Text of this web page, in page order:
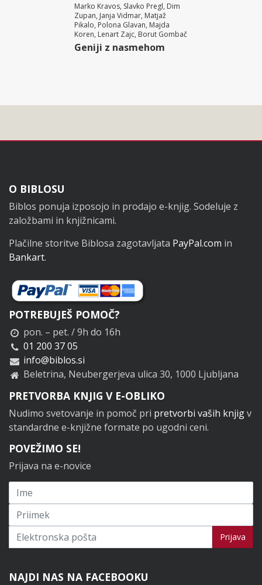
Marko Kravos, Slavko Pregl, Dim
Zupan, Janja Vidmar, Matjaž
Pikalo, Polona Glavan, Majda
Koren, Lenart Zajc, Borut Gombač
Geniji z nasmehom
Noga
O BIBLOSU
Biblos ponuja izposojo in prodajo e-knjig. Sodeluje z
založbami in knjižnicami.
Plačilne storitve Biblosa zagotavljata PayPal.com in
Bankart.
POTREBUJEŠ POMOČ?
pon. – pet. / 9h do 16h
01 200 37 05
info@biblos.si
Beletrina, Neubergerjeva ulica 30, 1000 Ljubljana
PRETVORBA KNJIG V E-OBLIKO
Nudimo svetovanje in pomoč pri pretvorbi vaših knjigv
standardne e-knjižne formate po ugodni ceni.
POVEŽIMO SE!
Prijava na e-novice
Prijavi se na novice Prijava
NAJDI NAS NA FACEBOOKU